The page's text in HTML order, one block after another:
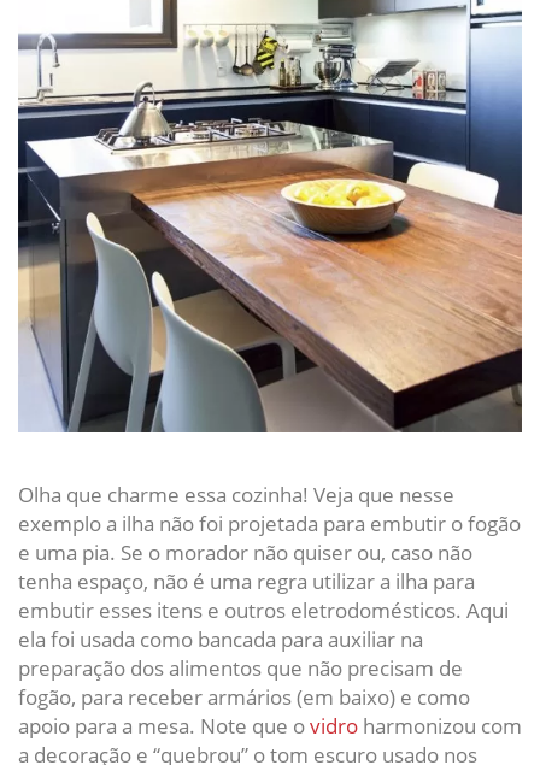
Olha que charme essa cozinha! Veja que nesse
exemplo a ilha não foi projetada para embutir o fogão
e uma pia. Se o morador não quiser ou, caso não
tenha espaço, não é uma regra utilizar a ilha para
embutir esses itens e outros eletrodomésticos. Aqui
ela foi usada como bancada para auxiliar na
preparação dos alimentos que não precisam de
fogão, para receber armários (em baixo) e como
apoio para a mesa. Note que ovidro harmonizou com
a decoração e “quebrou” o tom escuro usado nos